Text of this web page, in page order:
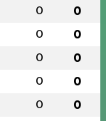
0 0
0 0
0 0
0 0
0 0